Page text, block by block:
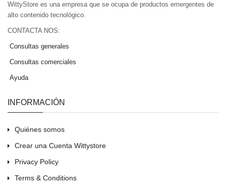
WittyStore es una empresa que se ocupa de productos emergentes de
alto contenido tecnológico.
CONTACTA NOS:
Consultas generales
Consultas comerciales
Ayuda
INFORMACIÓN
Quiénes somos
Crear una Cuenta Wittystore
Privacy Policy
Terms & Conditions